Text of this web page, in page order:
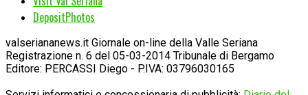
DepositPhotos
valseriananews.it Giornale on-line della Valle Seriana
Registrazione n. 6 del 05-03-2014 Tribunale di Bergamo
Editore: PERCASSI Diego - P.IVA: 03796030165